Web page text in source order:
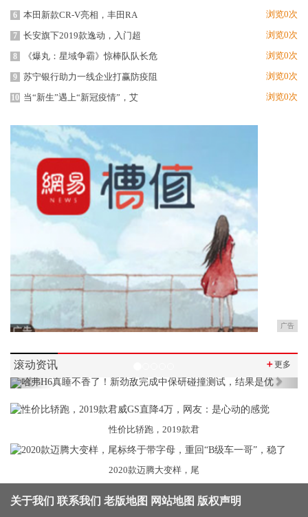
6 本田新款CR-V亮相，丰田RA 浏览0次
7 长安旗下2019款逸动，入门超 浏览0次
8 《爆丸：星域争霸》惊棒队队长危 浏览0次
9 苏宁银行助力一线企业打赢防疫阻 浏览0次
10 当“新生”遇上“新冠疫情”，艾 浏览0次
广告
滚动资讯 ＋更多
Previous Next
性价比轿跑，2019款君
2020款迈腾大变样，尾
关于我们 联系我们 老版地图 网站地图 版权声明